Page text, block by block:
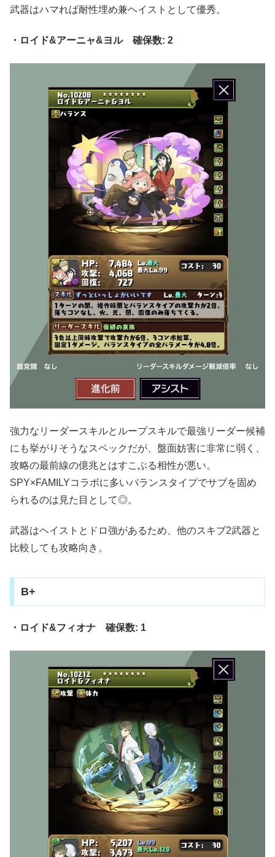
武器はハマれば耐性埋め兼ヘイストとして優秀。
・ロイド&アーニャ&ヨル 確保数: 2
強力なリーダースキルとループスキルで最強リーダー候補
にも挙がりそうなスペックだが、盤面妨害に非常に弱く、
攻略の最前線の億兆とはすこぶる相性が悪い。
SPY×FAMILYコラボに多いバランスタイプでサブを固め
られるのは見た目として◎。
武器はヘイストとドロ強があるため、他のスキブ2武器と
比較しても攻略向き。
B+
・ロイド&フィオナ 確保数: 1